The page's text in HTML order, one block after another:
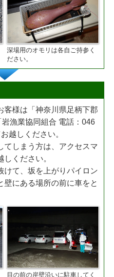
深場用のオモリは各自ご持参く
ださい。
客様は「神奈川県足柄下郡
漁業協同組合 電話：046
越しください。
てしまう方は、アクセスマ
ください。
けて、坂を上がりパイロン
壁にある場所の前に車をと
目の前の岸壁沿いに駐車してく